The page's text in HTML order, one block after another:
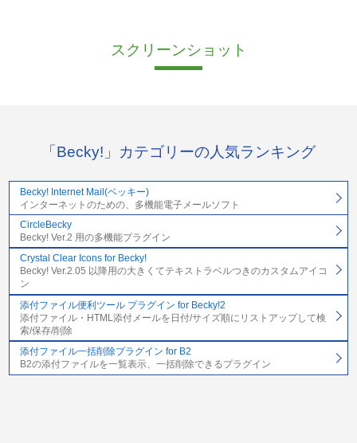
スクリーンショット
「Becky!」カテゴリーの人気ランキング
Becky! Internet Mail(ベッキー)
インターネットのための、多機能電子メールソフト
CircleBecky
Becky! Ver.2 用の多機能プラグイン
Crystal Clear Icons for Becky!
Becky! Ver.2.05 以降用の大きくてテキストラベルつきのカスタムアイコ
ン
添付ファイル便利ツール プラグイン for Becky!2
添付ファイル・HTML添付メールを日付/サイズ順にリストアップして検
索/保存/削除
添付ファイル一括削除プラグイン for B2
B2の添付ファイルを一覧表示、一括削除できるプラグイン